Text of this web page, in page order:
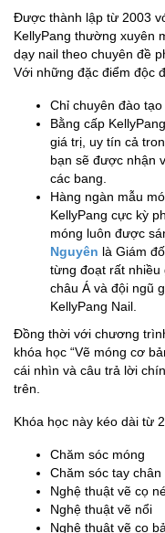
Được thành lập từ 2003
KellyPang thường xuyên
dạy nail theo chuyên đề
Với những đặc điểm độc
Chỉ chuyên đào
Bằng cấp KellyPang
giá trị, uy tín cả
bạn sẽ được nhận
các bang.
Hàng ngàn mẫu
KellyPang cực kỳ
móng luôn được
Nguyên là Giám
từng đoạt rất nhiều
châu Á và đội ngũ
KellyPang Nail.
Đồng thời với chương
khóa học “Vẽ móng cơ
cái nhìn và câu trả lời
trên.
Khóa học này kéo dài từ
Chăm sóc móng
Chăm sóc tay chân
Nghệ thuật vẽ cọ
Nghệ thuật vẽ nổi
Nghệ thuật vẽ cọ